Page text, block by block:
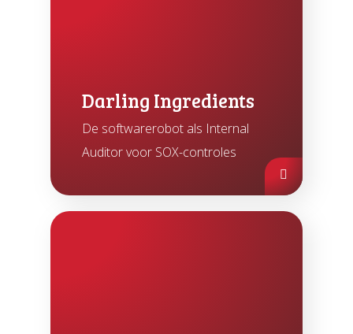
Darling Ingredients
De softwarerobot als Internal
Auditor voor SOX-controles